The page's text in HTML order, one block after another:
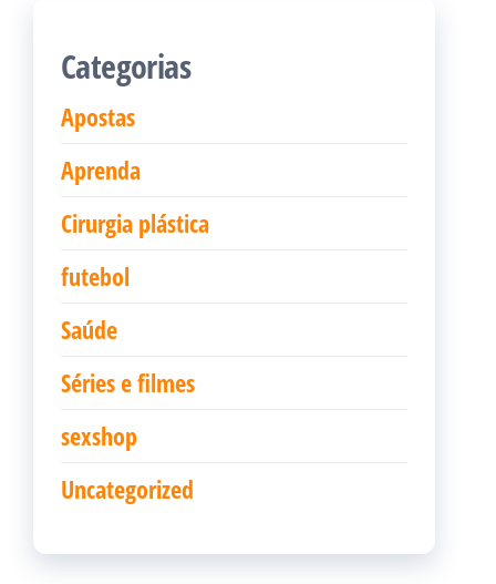
Categorias
Apostas
Aprenda
Cirurgia plástica
futebol
Saúde
Séries e filmes
sexshop
Uncategorized